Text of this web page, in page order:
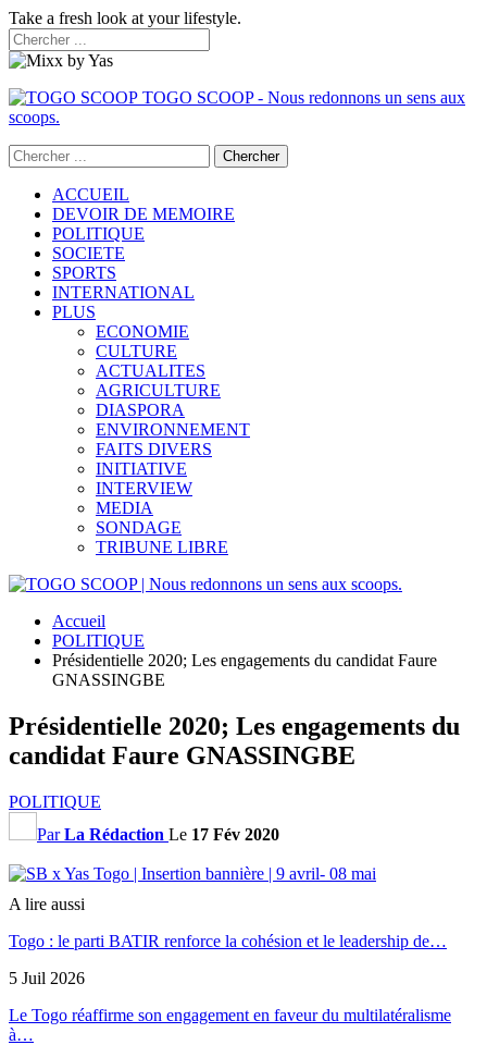
Take a fresh look at your lifestyle.
TOGO SCOOP - Nous redonnons un sens aux
scoops.
ACCUEIL
DEVOIR DE MEMOIRE
POLITIQUE
SOCIETE
SPORTS
INTERNATIONAL
PLUS
ECONOMIE
CULTURE
ACTUALITES
AGRICULTURE
DIASPORA
ENVIRONNEMENT
FAITS DIVERS
INITIATIVE
INTERVIEW
MEDIA
SONDAGE
TRIBUNE LIBRE
Accueil
POLITIQUE
Présidentielle 2020; Les engagements du candidat Faure
GNASSINGBE
Présidentielle 2020; Les engagements du
candidat Faure GNASSINGBE
POLITIQUE
ParLa Rédaction Le 17 Fév 2020
A lire aussi
Togo : le parti BATIR renforce la cohésion et le leadership de…
5 Juil 2026
Le Togo réaffirme son engagement en faveur du multilatéralisme
à…